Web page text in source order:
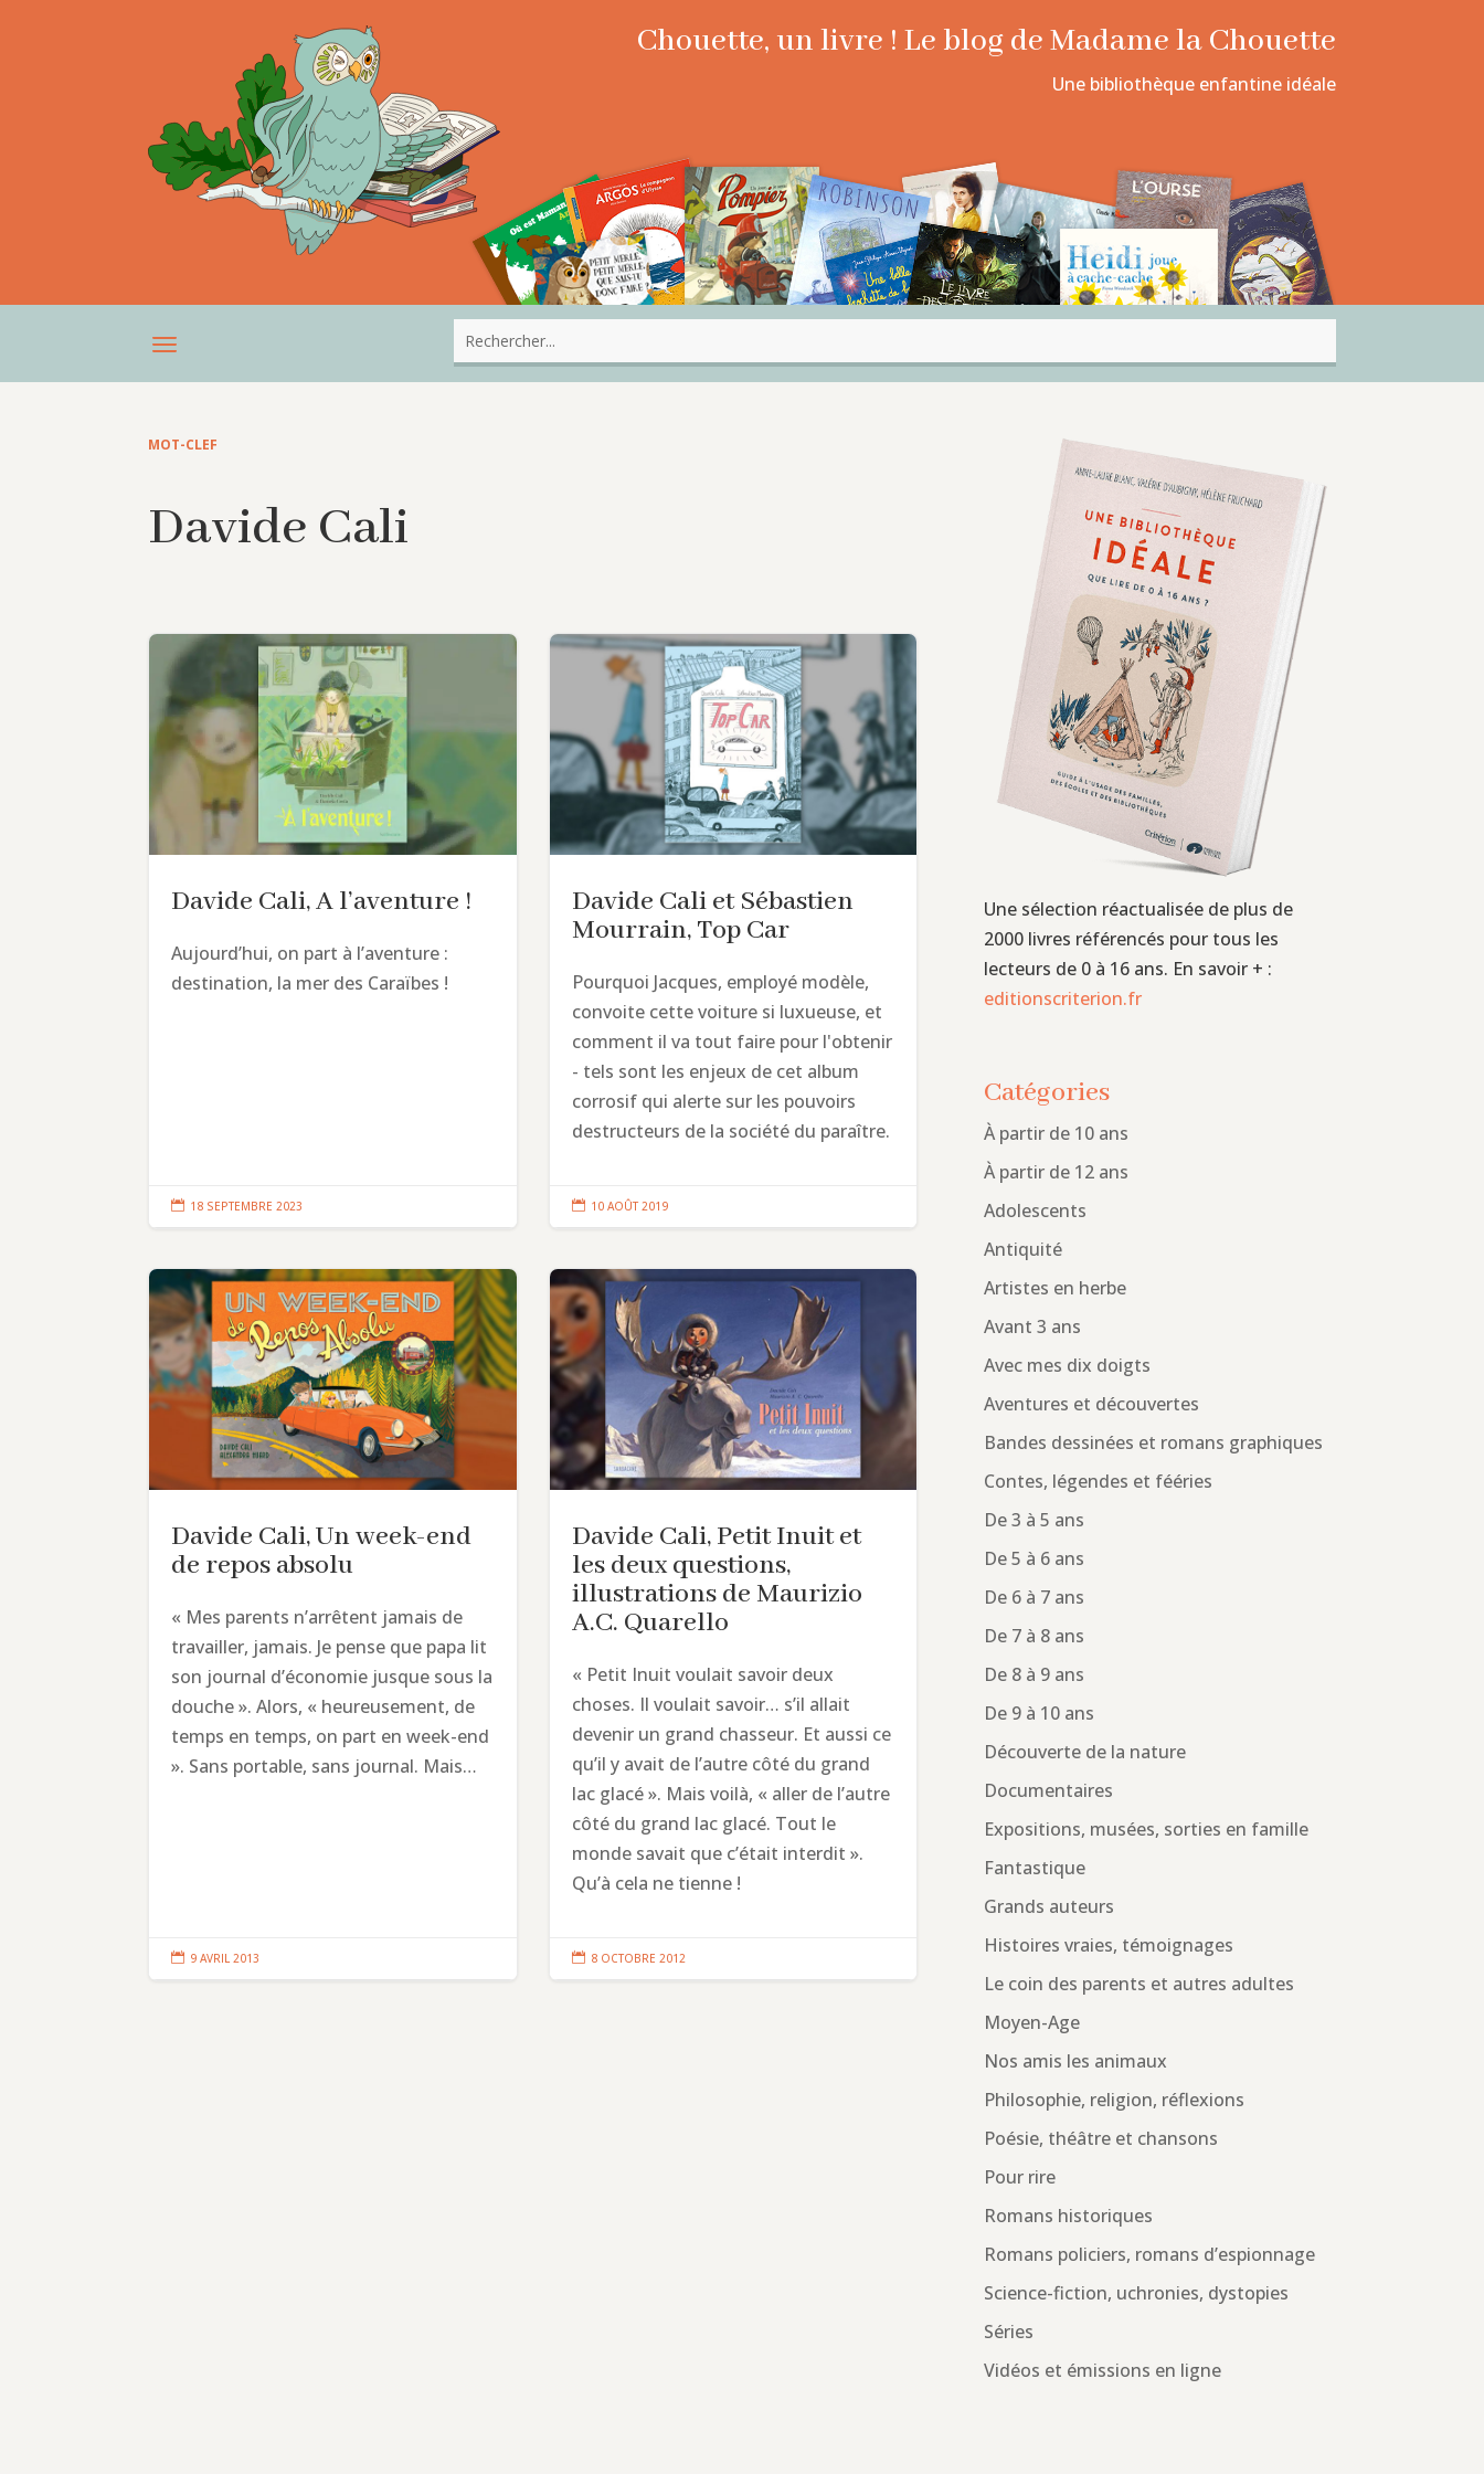
Chouette, un livre ! Le blog de Madame la Chouette
Une bibliothèque enfantine idéale
MOT-CLEF
Davide Cali
Davide Cali, A l’aventure !
Aujourd’hui, on part à l’aventure :
destination, la mer des Caraïbes !
 18 SEPTEMBRE 2023
Davide Cali et Sébastien
Mourrain, Top Car
Pourquoi Jacques, employé modèle,
convoite cette voiture si luxueuse, et
comment il va tout faire pour l'obtenir
- tels sont les enjeux de cet album
corrosif qui alerte sur les pouvoirs
destructeurs de la société du paraître.
 10 AOÛT 2019
Davide Cali, Un week-end
de repos absolu
« Mes parents n’arrêtent jamais de
travailler, jamais. Je pense que papa lit
son journal d’économie jusque sous la
douche ». Alors, « heureusement, de
temps en temps, on part en week-end
». Sans portable, sans journal. Mais…
 9 AVRIL 2013
Davide Cali, Petit Inuit et
les deux questions,
illustrations de Maurizio
A.C. Quarello
« Petit Inuit voulait savoir deux
choses. Il voulait savoir… s’il allait
devenir un grand chasseur. Et aussi ce
qu’il y avait de l’autre côté du grand
lac glacé ». Mais voilà, « aller de l’autre
côté du grand lac glacé. Tout le
monde savait que c’était interdit ».
Qu’à cela ne tienne !
 8 OCTOBRE 2012
Une sélection réactualisée de plus de
2000 livres référencés pour tous les
lecteurs de 0 à 16 ans. En savoir + :
editionscriterion.fr
Catégories
À partir de 10 ans
À partir de 12 ans
Adolescents
Antiquité
Artistes en herbe
Avant 3 ans
Avec mes dix doigts
Aventures et découvertes
Bandes dessinées et romans graphiques
Contes, légendes et fééries
De 3 à 5 ans
De 5 à 6 ans
De 6 à 7 ans
De 7 à 8 ans
De 8 à 9 ans
De 9 à 10 ans
Découverte de la nature
Documentaires
Expositions, musées, sorties en famille
Fantastique
Grands auteurs
Histoires vraies, témoignages
Le coin des parents et autres adultes
Moyen-Age
Nos amis les animaux
Philosophie, religion, réflexions
Poésie, théâtre et chansons
Pour rire
Romans historiques
Romans policiers, romans d’espionnage
Science-fiction, uchronies, dystopies
Séries
Vidéos et émissions en ligne